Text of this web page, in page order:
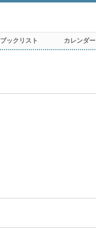
ブックリスト カレンダー